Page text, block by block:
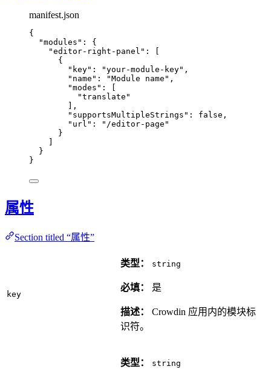
manifest.json
{
"modules" : {
"editor-right-panel" : [
{
"key" : "your-module-key" ,
"name" : "Module name " ,
"modes" : [
"translate "
],
"supportsMultipleStrings" : false ,
"url" : " /editor-page "
}
}
}
属性
Section titled “属性”
key
类型： string
必填： 是
描述：
Crowdin 应用内的模块标
识符。
类型： string